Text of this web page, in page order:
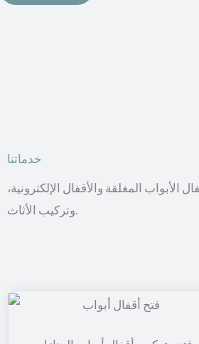
خدماتنا
المغلقة والأقفال الإلكترونية،
وتركيب الأثاث.